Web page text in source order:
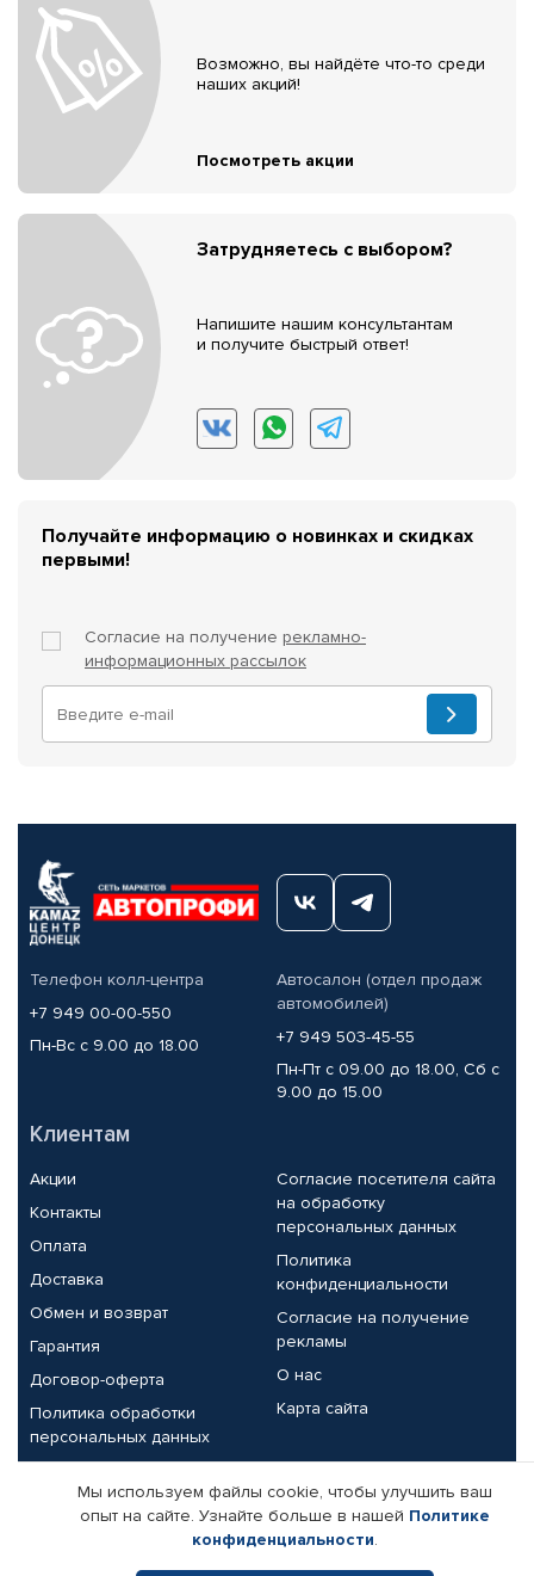
Возможно, вы найдёте что-то среди
наших акций!
Посмотреть акции
Затрудняетесь с выбором?
Напишите нашим консультантам
и получите быстрый ответ!
Получайте информацию о новинках и скидках
первыми!
Согласие на получение рекламно-
информационных рассылок
Телефон колл-центра
+7 949 00-00-550
Пн-Вс с 9.00 до 18.00
Автосалон (отдел продаж
автомобилей)
+7 949 503-45-55
Пн-Пт с 09.00 до 18.00, Сб с
9.00 до 15.00
Клиентам
Акции
Контакты
Оплата
Доставка
Обмен и возврат
Гарантия
Договор-оферта
Политика обработки
персональных данных
Согласие посетителя сайта
на обработку
персональных данных
Политика
конфиденциальности
Согласие на получение
рекламы
О нас
Карта сайта
Партнерам
Корпоративным клиентам
Поставщикам
Реквизиты компании
Мы используем файлы cookie, чтобы улучшить ваш
опыт на сайте. Узнайте больше в нашей Политике
конфиденциальности.